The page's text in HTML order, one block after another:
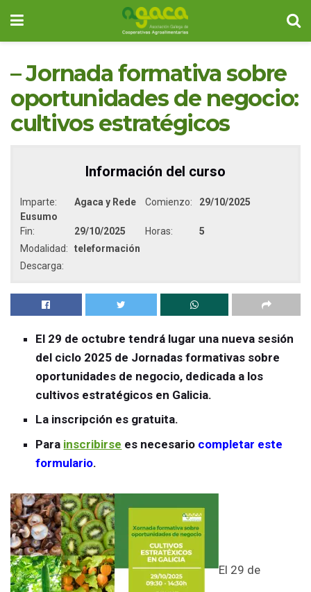
– Jornada formativa sobre
oportunidades de negocio:
cultivos estratégicos
Información del curso
Imparte:
Agaca y Rede
Eusumo
Comienzo: 29/10/2025
Fin: 29/10/2025 Horas:
5
Modalidad:
teleformación
Descarga:
El 29 de octubre tendrá lugar una nueva sesión
del ciclo 2025 de Jornadas formativas sobre
oportunidades de negocio, dedicada a los
cultivos estratégicos en Galicia.
La inscripción es gratuita.
Para inscribirse es necesario completar este
formulario.
El 29 de